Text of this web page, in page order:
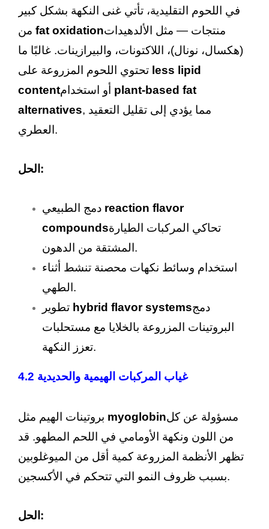
في اللحوم التقليدية، تأتي غنى النكهة بشكل كبير
fat oxidationمنتجات — مثل الألدهيدات
(هكسال، نونال)، اللاكتونات، والبيرازينات. غالبًا ما
less lipid
content
plant-based fat
alternatives, مما يؤدي إلى تقليل التعقيد
العطري.
الحل:
reaction flavor
compoundsتحاكي المركبات الطيارة
المشتقة من الدهون.
استخدام وسائط نكهات محصنة تنشط أثناء
الطهي.
hybrid flavor systemsدمج
البروتينات المزروعة بالخلايا مع مستحلبات
تعزز النكهة.
4.2 غياب المركبات الهيمية والحديدية
myoglobinمسؤولة عن كل
من اللون ونكهة الأومامي في اللحم المطهو. قد
تظهر الأنظمة المزروعة كمية أقل من الميوغلوبين
بسبب ظروف النمو التي تتحكم في الأكسجين.
الحل: